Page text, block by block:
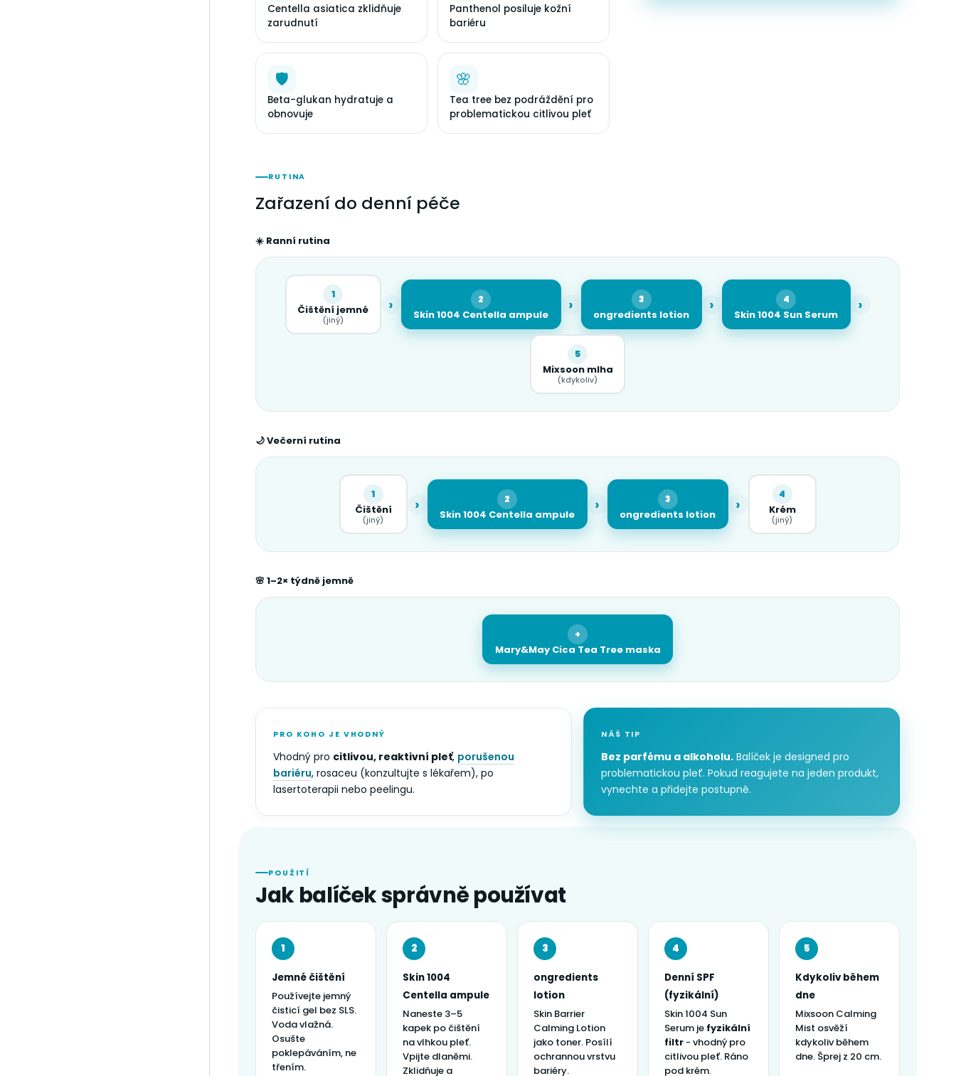
Centella asiatica zklidňuje
zarudnutí
Panthenol posiluje kožní
bariéru
🛡
Beta-glukan hydratuje a
obnovuje
🌸
Tea tree bez podráždění pro
problematickou citlivou pleť
RUTINA
Zařazení do denní péče
☀️ Ranní rutina
1
Čištění jemné
(jiný)
› 2
Skin 1004 Centella ampule › 3
ongredients lotion › 4
Skin 1004 Sun Serum ›
5
Mixsoon mlha
(kdykoliv)
🌙 Večerní rutina
1
Čištění
(jiný)
› 2
Skin 1004 Centella ampule › 3
ongredients lotion ›
4
Krém
(jiný)
🌸 1–2× týdně jemně
+
Mary&May Cica Tea Tree maska
PRO KOHO JE VHODNÝ
Vhodný pro citlivou, reaktivní pleť, porušenou
bariéru, rosaceu (konzultujte s lékařem), po
lasertoterapii nebo peelingu.
NÁŠ TIP
Bez parfému a alkoholu. Balíček je designed pro
problematickou pleť. Pokud reagujete na jeden produkt,
vynechte a přidejte postupně.
POUŽITÍ
Jak balíček správně používat
1
Jemné čištění
Používejte jemný
čisticí gel bez SLS.
Voda vlažná.
Osušte
poklepáváním, ne
třením.
2
Skin 1004
Centella ampule
Naneste 3–5
kapek po čištění
na vlhkou pleť.
Vpijte dlaněmi.
Zklidňuje a
3
ongredients
lotion
Skin Barrier
Calming Lotion
jako toner. Posílí
ochrannou vrstvu
bariéry.
4
Denní SPF
(fyzikální)
Skin 1004 Sun
Serum je fyzikální
filtr - vhodný pro
citlivou pleť. Ráno
pod krém.
5
Kdykoliv během
dne
Mixsoon Calming
Mist osvěží
kdykoliv během
dne. Šprej z 20 cm.